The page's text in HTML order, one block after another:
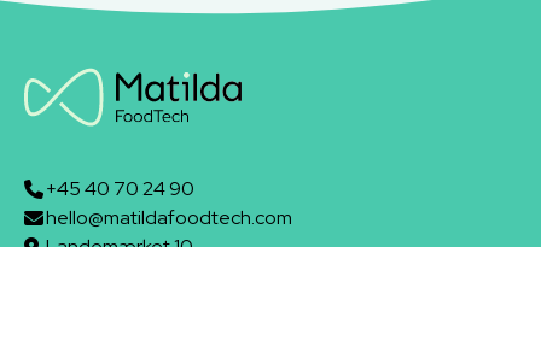
+45 40 70 24 90
hello@matildafoodtech.com
Landemærket 10